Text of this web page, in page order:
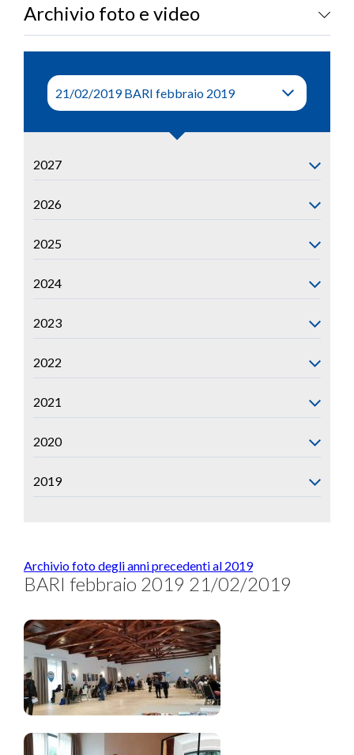
Archivio foto e video
2027
2026
2025
2024
2023
2022
2021
2020
2019
Archivio foto degli anni precedenti al 2019
BARI febbraio 2019 21/02/2019